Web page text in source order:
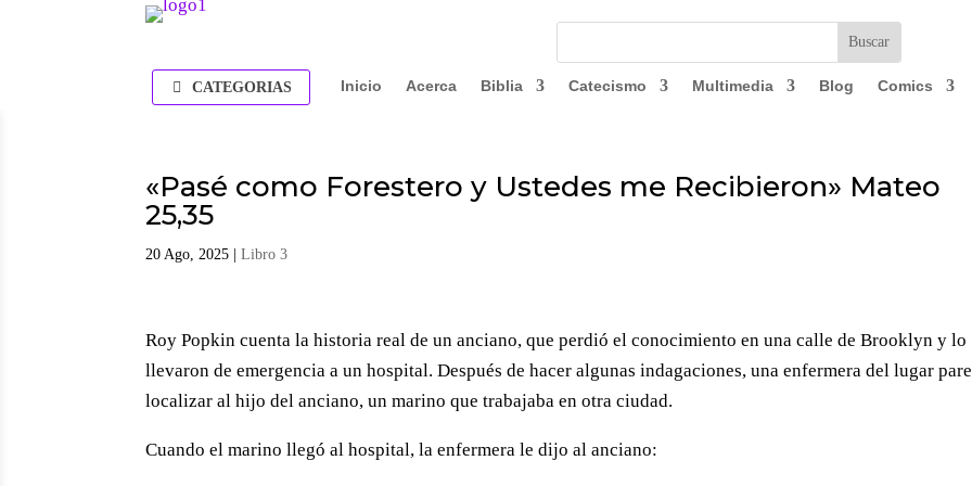
CATEGORIAS Inicio Acerca Biblia Catecismo Multimedia Blog Comics
«Pasé como Forestero y Ustedes me Recibieron» Mateo
25,35
20 Ago, 2025 |Libro 3
Roy Popkin cuenta la historia real de un anciano, que perdió el conocimiento en una calle de Brooklyn y lo
llevaron de emergencia a un hospital. Después de hacer algunas indagaciones, una enfermera del lugar
localizar al hijo del anciano, un marino que trabajaba en otra ciudad.
Cuando el marino llegó al hospital, la enfermera le dijo al anciano: